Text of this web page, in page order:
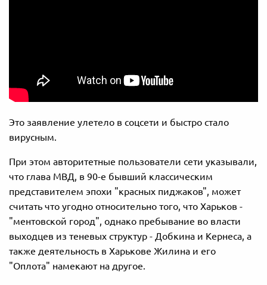
Это заявление улетело в соцсети и быстро стало
вирусным.
При этом авторитетные пользователи сети указывали,
что глава МВД, в 90-е бывший классическим
представителем эпохи "красных пиджаков", может
считать что угодно относительно того, что Харьков -
"ментовской город", однако пребывание во власти
выходцев из теневых структур - Добкина и Кернеса, а
также деятельность в Харькове Жилина и его
"Оплота" намекают на другое.